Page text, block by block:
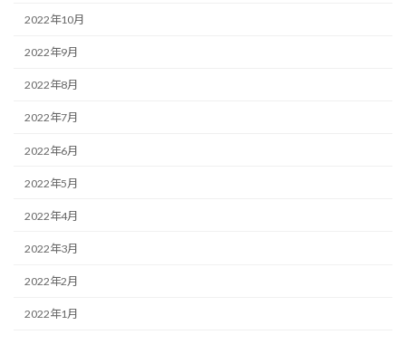
2022年10月
2022年9月
2022年8月
2022年7月
2022年6月
2022年5月
2022年4月
2022年3月
2022年2月
2022年1月